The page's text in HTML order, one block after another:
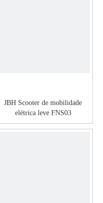
JBH Scooter de mobilidade
elétrica leve FNS03